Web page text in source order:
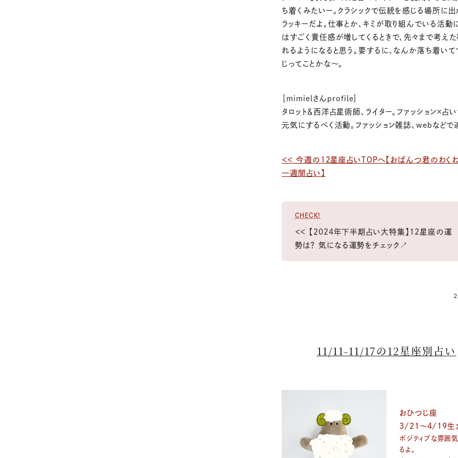
ち着くみたいー。クラシックで伝統を感じる場所に出
ラッキーだよ。仕事とか、キミが取り組んでいる活動
はすごく責任感が増してくるときで、先々まで考え
れるようになると思う。要するに、なんか落ち着い
じってことかな〜。
［mimielさんprofile］
タロット＆西洋占星術師、ライター。ファッション×占
元気にするべく活動。ファッション雑誌、webなどで
＜＜ 今週の12星座占いTOPへ【おぱんつ君のわく
一週間占い】
CHECK!
＜＜ 【2024年下半期占い大特集】12星座の運
勢は？ 気になる運勢をチェック↗
11/11-11/17の12星座別占い
おひつじ座
3/21～4/19生
ポジティブな雰囲
るよ。